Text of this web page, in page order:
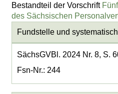
Bestandteil der Vorschrift
des Sächsischen
Fundstelle und
SächsGVBl. 2024 Nr. 8, S.
Fsn-Nr.: 244